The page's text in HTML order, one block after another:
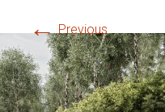
←Previous